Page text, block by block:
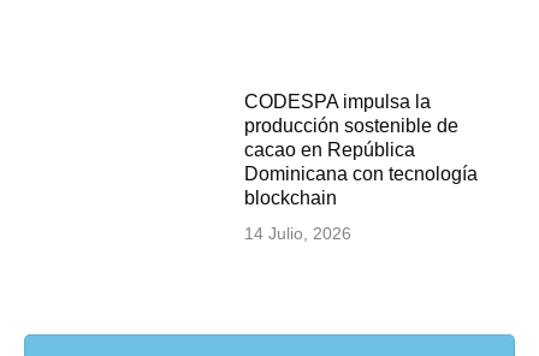
CODESPA impulsa la
producción sostenible de
cacao en República
Dominicana con tecnología
blockchain
14 Julio, 2026